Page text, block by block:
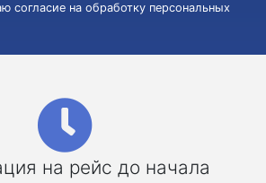
согласие на обработку персональных
на рейс до начала